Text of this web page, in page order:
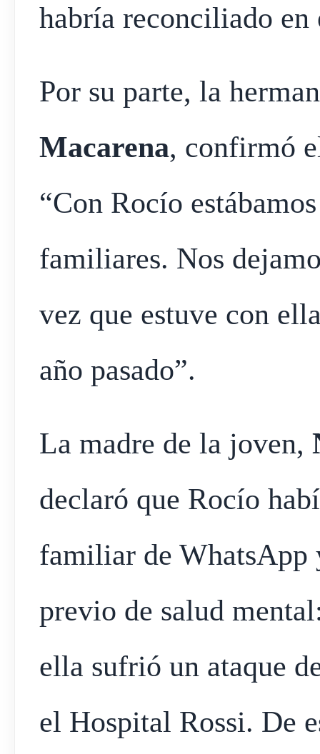
habría reconciliado
Por su parte, la
Macarena, confirmó
“Con Rocío
familiares. Nos
vez que estuve con
año pasado”.
La madre de la joven,
declaró que Rocío
familiar de WhatsApp
previo de salud
ella sufrió un ataque
el Hospital Rossi. De